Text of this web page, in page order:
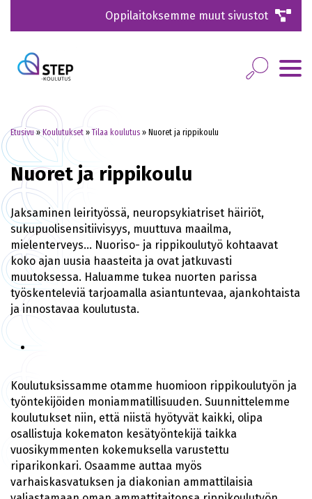
Oppilaitoksemme muut sivustot
Etusivu»Koulutukset »Tilaa koulutus » Nuoret ja rippikoulu
Nuoret ja rippikoulu
Jaksaminen leirityössä, neuropsykiatriset häiriöt,
sukupuolisensitiivisyys, muuttuva maailma,
mielenterveys… Nuoriso- ja rippikoulutyö kohtaavat
koko ajan uusia haasteita ja ovat jatkuvasti
muutoksessa. Haluamme tukea nuorten parissa
työskenteleviä tarjoamalla asiantuntevaa, ajankohtaista
ja innostavaa koulutusta.
Koulutuksissamme otamme huomioon rippikoulutyön ja
työntekijöiden moniammatillisuuden. Suunnittelemme
koulutukset niin, että niistä hyötyvät kaikki, olipa
osallistuja kokematon kesätyöntekijä taikka
vuosikymmenten kokemuksella varustettu
riparikonkari. Osaamme auttaa myös
varhaiskasvatuksen ja diakonian ammattilaisia